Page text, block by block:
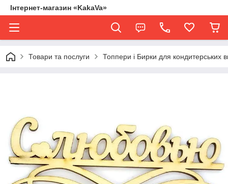
Інтернет-магазин «KakaVa»
Товари та послуги Топпери і Бирки для кондитерських